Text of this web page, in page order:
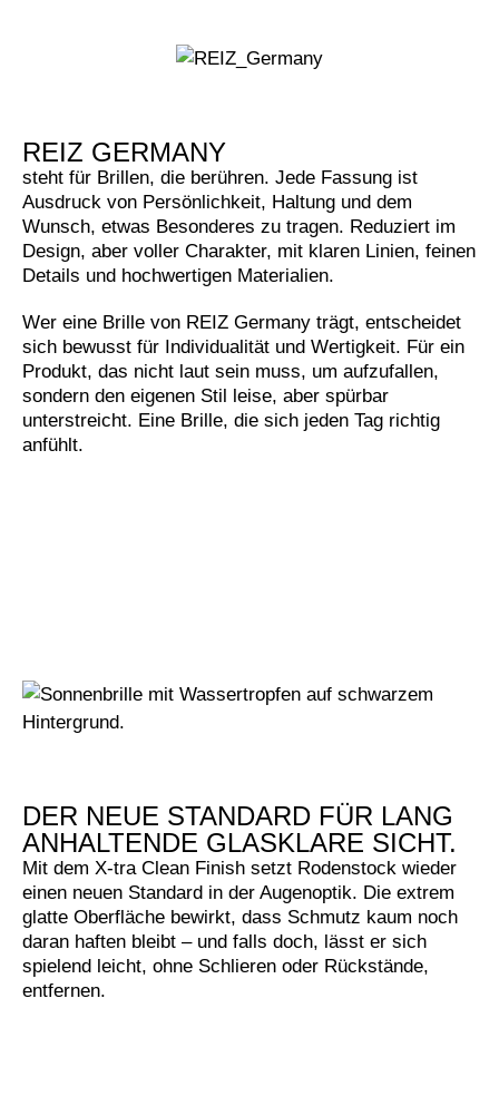
REIZ GERMANY
steht für Brillen, die berühren. Jede Fassung ist
Ausdruck von Persönlichkeit, Haltung und dem
Wunsch, etwas Besonderes zu tragen. Reduziert im
Design, aber voller Charakter, mit klaren Linien, feinen
Details und hochwertigen Materialien.
Wer eine Brille von REIZ Germany trägt, entscheidet
sich bewusst für Individualität und Wertigkeit. Für ein
Produkt, das nicht laut sein muss, um aufzufallen,
sondern den eigenen Stil leise, aber spürbar
unterstreicht. Eine Brille, die sich jeden Tag richtig
anfühlt.
DER NEUE STANDARD FÜR LANG
ANHALTENDE GLASKLARE SICHT.
Mit dem X-tra Clean Finish setzt Rodenstock wieder
einen neuen Standard in der Augenoptik. Die extrem
glatte Oberfläche bewirkt, dass Schmutz kaum noch
daran haften bleibt – und falls doch, lässt er sich
spielend leicht, ohne Schlieren oder Rückstände,
entfernen.